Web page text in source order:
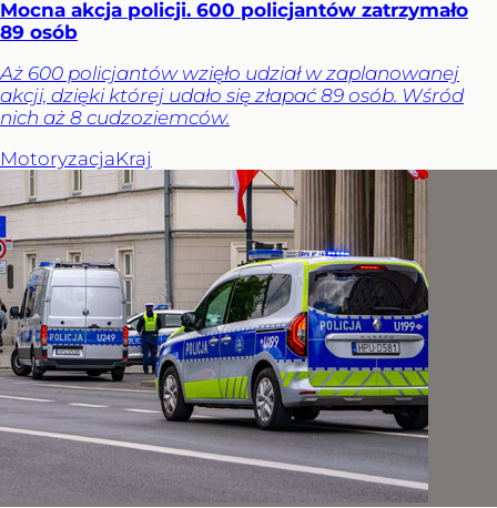
Mocna akcja policji. 600 policjantów zatrzymało
89 osób
Aż 600 policjantów wzięło udział w zaplanowanej
akcji, dzięki której udało się złapać 89 osób. Wśród
nich aż 8 cudzoziemców.
MotoryzacjaKraj